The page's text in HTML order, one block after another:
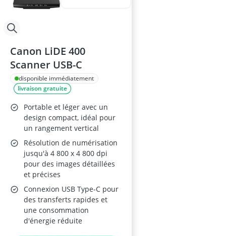
Canon LiDE 400
Scanner USB-C
disponible immédiatement
livraison gratuite
Portable et léger avec un
design compact, idéal pour
un rangement vertical
Résolution de numérisation
jusqu'à 4 800 x 4 800 dpi
pour des images détaillées
et précises
Connexion USB Type-C pour
des transferts rapides et
une consommation
d'énergie réduite